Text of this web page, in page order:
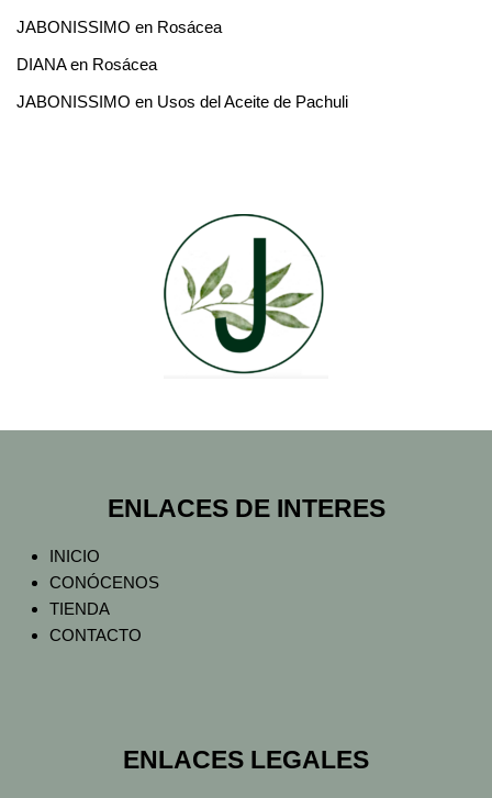
JABONISSIMO en Rosácea
DIANAen Rosácea
JABONISSIMO en Usos del Aceite de Pachuli
ENLACES DE INTERES
INICIO
CONÓCENOS
TIENDA
CONTACTO
ENLACES LEGALES